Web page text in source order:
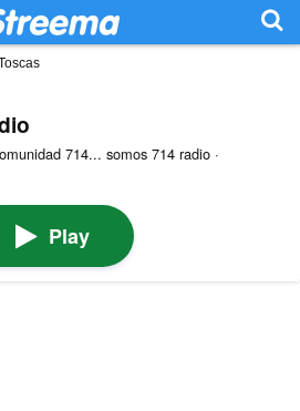
714... somos 714 radio ·
Play